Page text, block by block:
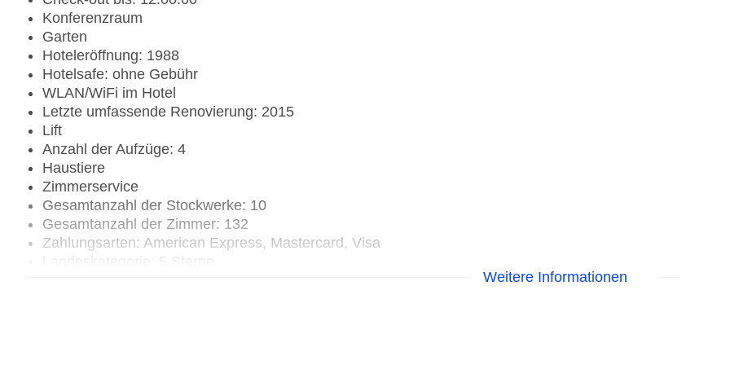
Konferenzraum
Garten
Hoteleröffnung: 1988
Hotelsafe: ohne Gebühr
WLAN/WiFi im Hotel
Letzte umfassende Renovierung: 2015
Lift
Anzahl der Aufzüge: 4
Haustiere
Zimmerservice
Gesamtanzahl der Stockwerke: 10
Gesamtanzahl der Zimmer: 132
Zahlungsarten: American Express, Mastercard, Visa
Weitere Informationen